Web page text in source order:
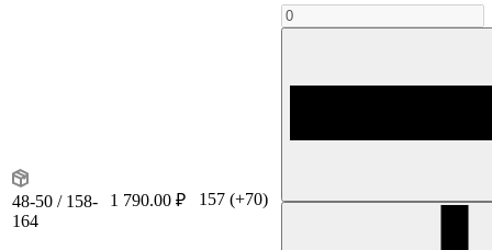
48-50 / 158-
164
1 790.00 ₽ 157 (+70)